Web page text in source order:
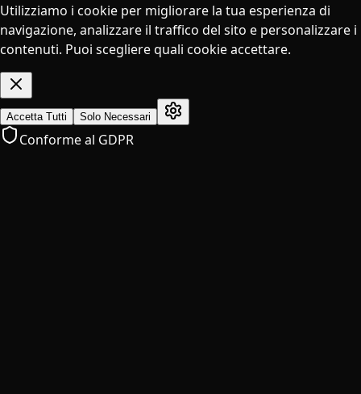
Utilizziamo i cookie per migliorare la tua esperienza di
navigazione, analizzare il traffico del sito e personalizzare i
contenuti. Puoi scegliere quali cookie accettare.
Accetta Tutti Solo Necessari
Conforme al GDPR